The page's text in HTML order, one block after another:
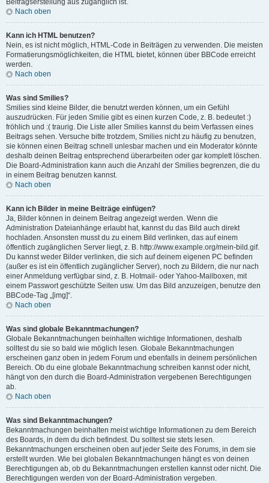
Beitragserstellung aus zugänglich ist.
Nach oben
Kann ich HTML benutzen?
Nein, es ist nicht möglich, HTML-Code in Beiträgen zu verwenden. Die meisten
Formatierungsmöglichkeiten, die HTML bietet, können über BBCode erreicht
werden.
Nach oben
Was sind Smilies?
Smilies sind kleine Bilder, die benutzt werden können, um ein Gefühl
auszudrücken. Für jeden Smilie gibt es einen kurzen Code, z. B. bedeutet :)
fröhlich und :( traurig. Die Liste aller Smilies kannst du beim Verfassen eines
Beitrags sehen. Versuche bitte trotzdem, Smilies nicht zu häufig zu benutzen,
sie können einen Beitrag schnell unlesbar machen und ein Moderator könnte
deshalb deinen Beitrag entsprechend überarbeiten oder gar komplett löschen.
Die Board-Administration kann auch die Anzahl der Smilies begrenzen, die du
in einem Beitrag benutzen kannst.
Nach oben
Kann ich Bilder in meine Beiträge einfügen?
Ja, Bilder können in deinem Beitrag angezeigt werden. Wenn die
Administration Dateianhänge erlaubt hat, kannst du das Bild auch direkt
hochladen. Ansonsten musst du zu einem Bild verlinken, das auf einem
öffentlich zugänglichen Server liegt, z. B. http://www.example.org/mein-bild.gif.
Du kannst weder Bilder verlinken, die sich auf deinem eigenen PC befinden
(außer es ist ein öffentlich zugänglicher Server), noch zu Bildern, die nur nach
einer Anmeldung verfügbar sind, z. B. Hotmail- oder Yahoo-Mailboxen, mit
einem Passwort geschützte Seiten usw. Um das Bild anzuzeigen, benutze den
BBCode-Tag „[img]“.
Nach oben
Was sind globale Bekanntmachungen?
Globale Bekanntmachungen beinhalten wichtige Informationen, deshalb
solltest du sie so bald wie möglich lesen. Globale Bekanntmachungen
erscheinen ganz oben in jedem Forum und ebenfalls in deinem persönlichen
Bereich. Ob du eine globale Bekanntmachung schreiben kannst oder nicht,
hängt von den durch die Board-Administration vergebenen Berechtigungen
ab.
Nach oben
Was sind Bekanntmachungen?
Bekanntmachungen beinhalten meist wichtige Informationen zu dem Bereich
des Boards, in dem du dich befindest. Du solltest sie stets lesen.
Bekanntmachungen erscheinen oben auf jeder Seite des Forums, in dem sie
erstellt wurden. Wie bei globalen Bekanntmachungen hängt es von deinen
Berechtigungen ab, ob du Bekanntmachungen erstellen kannst oder nicht. Die
Berechtigungen werden von der Board-Administration vergeben.